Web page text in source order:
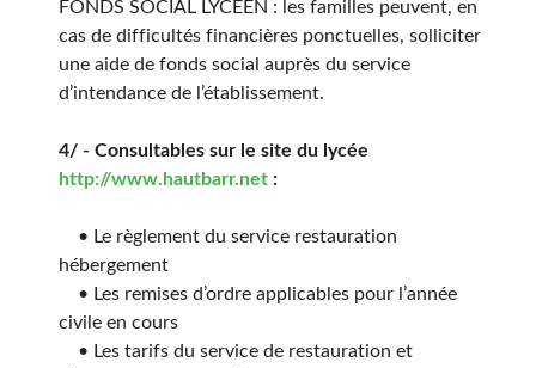
FONDS SOCIAL LYCEEN : les familles peuvent, en
cas de difficultés financières ponctuelles, solliciter
une aide de fonds social auprès du service
d’intendance de l’établissement.
4/ - Consultables sur le site du lycée
http://www.hautbarr.net :
• Le règlement du service restauration
hébergement
• Les remises d’ordre applicables pour l’année
civile en cours
• Les tarifs du service de restauration et